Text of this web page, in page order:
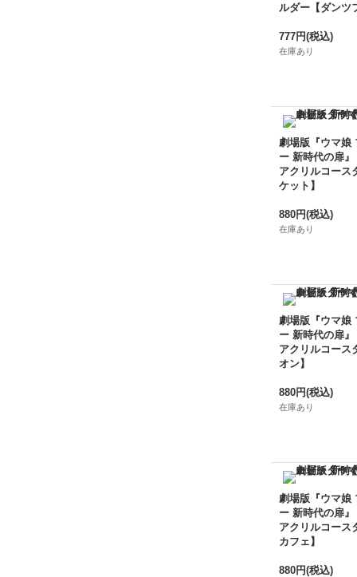
ルダー【ダンツ
777円(税込)
在庫あり
劇場版『ウマ娘
ー 新時代の扉』
アクリルコース
ケット】
880円(税込)
在庫あり
劇場版『ウマ娘
ー 新時代の扉』
アクリルコース
オン】
880円(税込)
在庫あり
劇場版『ウマ娘
ー 新時代の扉』
アクリルコース
カフェ】
880円(税込)